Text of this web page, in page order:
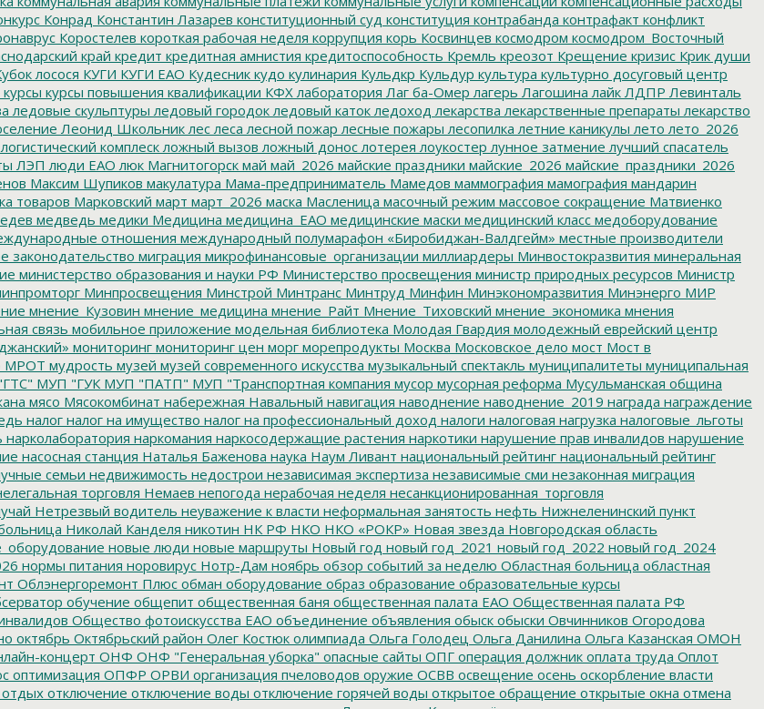
Конрад Константин Лазарев конституционный суд конституция контрабанда контрафакт конфликт
Коростелев короткая рабочая неделя коррупция корь Косвинцев космодром космодром_Восточный
край кредит кредитная амнистия кредитоспособность Кремль креозот Крещение кризис Крик души
лосося КУГИ КУГИ ЕАО Кудесник кудо кулинария Кульдкр Кульдур культура культурно досуговый центр
курсы курсы повышения квалификации КФХ лаборатория Лаг ба-Омер лагерь Лагошина лайк ЛДПР Левинталь
ледовые скульптуры ледовый городок ледовый каток ледоход лекарства лекарственные препараты лекарство
Леонид Школьник лес леса лесной пожар лесные пожары лесопилка летние каникулы лето лето_2026
логистический комплеск ложный вызов ложный донос лотерея лоукостер лунное затмение лучший спасатель
ЛЭП люди ЕАО люк Магнитогорск май май_2026 майские праздники майские_2026 майские_праздники_2026
Максим Шупиков макулатура Мама-предприниматель Мамедов маммография мамография мандарин
товаров Марковский март март_2026 маска Масленица масочный режим массовое сокращение Матвиенко
медведь медики Медицина медицина_ЕАО медицинские маски медицинский класс медоборудование
отношения международный полумарафон «Биробиджан-Валдгейм» местные производители
законодательство миграция микрофинансовые_организации миллиардеры Минвостокразвития минеральная
министерство образования и науки РФ Министерство просвещения министр природных ресурсов Министр
Минпросвещения Минстрой Минтранс Минтруд Минфин Минэкономразвития Минэнерго МИР
мнение_Кузовин мнение_медицина мнение_Райт Мнение_Тиховский мнение_экономика мнения
связь мобильное приложение модельная библиотека Молодая Гвардия молодежный еврейский центр
мониторинг мониторинг цен морг морепродукты Москва Московское дело мост Мост в
МРОТ мудрость музей музей современного искусства музыкальный спектакль муниципалитеты муниципальная
МУП "ГУК МУП "ПАТП" МУП "Транспортная компания мусор мусорная реформа Мусульманская община
мясо Мясокомбинат набережная Навальный навигация наводнение наводнение_2019 награда награждение
налог налог на имущество налог на профессиональный доход налоги налоговая нагрузка налоговые_льготы
нарколаборатория наркомания наркосодержащие растения наркотики нарушение прав инвалидов нарушение
насосная станция Наталья Баженова наука Наум Ливант национальный рейтинг национальный рейтинг
семьи недвижимость недострои независимая экспертиза независимые сми незаконная миграция
торговля Немаев непогода нерабочая неделя несанкционированная_торговля
Нетрезвый водитель неуважение к власти неформальная занятость нефть Нижнеленинский пункт
Николай Канделя никотин НК РФ НКО НКО «РОКР» Новая звезда Новгородская область
новые люди новые маршруты Новый год новый год_2021 новый год_2022 новый год_2024
нормы питания норовирус Нотр-Дам ноябрь обзор событий за неделю Областная больница областная
Облэнергоремонт Плюс обман оборудование образ образование образовательные курсы
обучение общепит общественная баня общественная палата ЕАО Общественная палата РФ
Общество фотоискусства ЕАО объединение объявления обыск обыски Овчинников Огородова
октябрь Октябрьский район Олег Костюк олимпиада Ольга Голодец Ольга Данилина Ольга Казанская ОМОН
концерт ОНФ ОНФ "Генеральная уборка" опасные сайты ОПГ операция должник оплата труда Оплот
оптимизация ОПФР ОРВИ организация пчеловодов оружие ОСВВ освещение осень оскорбление власти
отдых отключение отключение воды отключение горячей воды открытое обращение открытые окна отмена